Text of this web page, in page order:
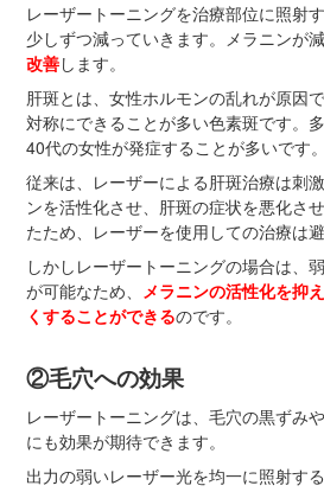
レーザートーニングを治療部位に照射
少しずつ減っていきます。メラニンが
改善します。
肝斑とは、女性ホルモンの乱れが原因
対称にできることが多い色素斑です。
40代の女性が発症することが多いです。
従来は、レーザーによる肝斑治療は刺
ンを活性化させ、肝斑の症状を悪化さ
たため、レーザーを使用しての治療は
しかしレーザートーニングの場合は、
が可能なため、 メラニンの活性化を抑
くすることができるのです。
②毛穴への効果
レーザートーニングは、毛穴の黒ずみ
にも効果が期待できます。
出力の弱いレーザー光を均一に照射す